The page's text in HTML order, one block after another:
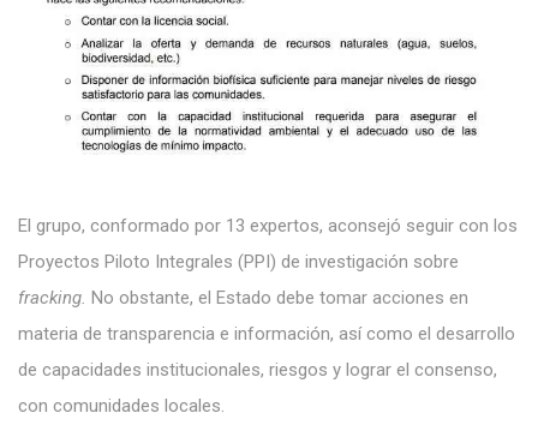
El grupo, conformado por 13 expertos, aconsejó seguir con los
Proyectos Piloto Integrales (PPI) de investigación sobre
fracking. No obstante, el Estado debe tomar acciones en
materia de transparencia e información, así como el desarrollo
de capacidades institucionales, riesgos y lograr el consenso,
con comunidades locales.